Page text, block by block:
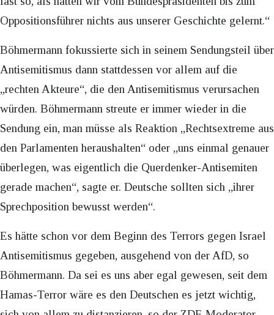
Oppositionsführer nichts aus unserer Geschichte gelernt.“
Böhmermann fokussierte sich in seinem Sendungsteil über
Antisemitismus dann stattdessen vor allem auf die
„rechten Akteure“, die den Antisemitismus verursachen
würden. Böhmermann streute er immer wieder in die
Sendung ein, man müsse als Reaktion „Rechtsextreme aus
den Parlamenten heraushalten“ oder „uns einmal genauer
überlegen, was eigentlich die Querdenker-Antisemiten
gerade machen“, sagte er. Deutsche sollten sich „ihrer
Sprechposition bewusst werden“.
Es hätte schon vor dem Beginn des Terrors gegen Israel
Antisemitismus gegeben, ausgehend von der AfD, so
Böhmermann. Da sei es uns aber egal gewesen, seit dem
Hamas-Terror wäre es den Deutschen es jetzt wichtig,